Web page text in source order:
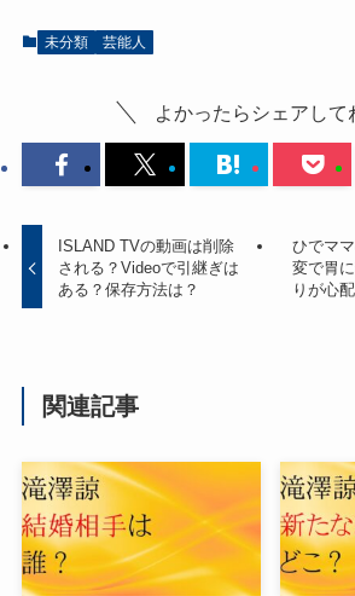
未分類 芸能人
よかったらシェアして
ISLAND TVの動画は削除
される？Videoで引継ぎは
ある？保存方法は？
ひでマ
変で胃
りが心
関連記事